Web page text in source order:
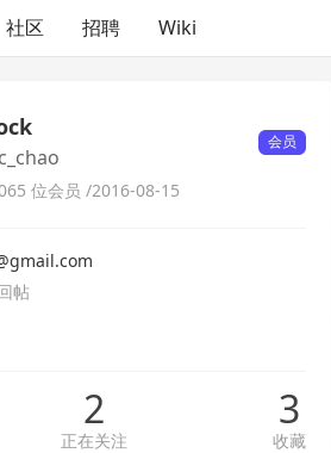
社区 招聘 Wiki
会员
位会员 /2016-08-15
帖
2
正在关注
3
收藏